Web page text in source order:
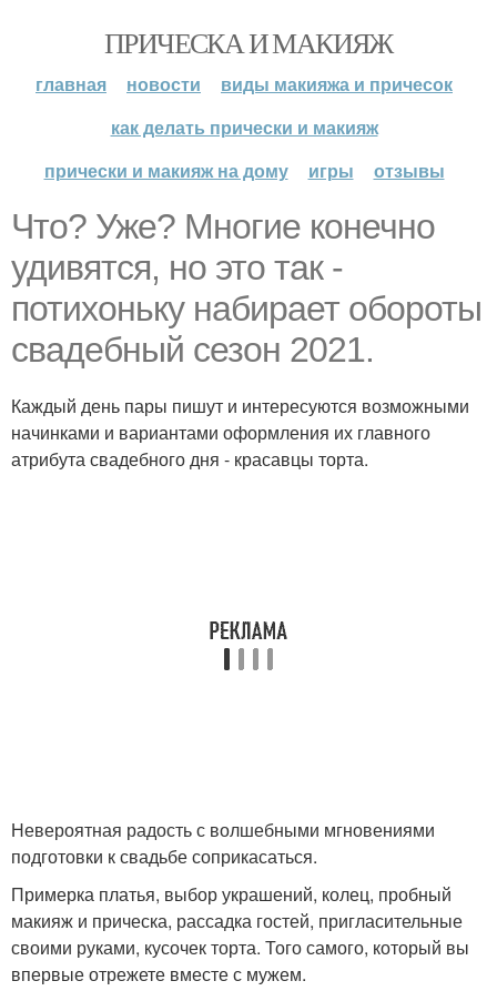
ПРИЧЕСКА И МАКИЯЖ
главная новости
виды макияжа и причесок
как делать прически и макияж
прически и макияж на дому
игры отзывы
Что? Уже? Многие конечно
удивятся, но это так -
потихоньку набирает обороты
свадебный сезон 2021.
Каждый день пары пишут и интересуются возможными
начинками и вариантами оформления их главного
атрибута свадебного дня - красавцы торта.
Невероятная радость с волшебными мгновениями
подготовки к свадьбе соприкасаться.
Примерка платья, выбор украшений, колец, пробный
макияж и прическа, рассадка гостей, пригласительные
своими руками, кусочек торта. Того самого, который вы
впервые отрежете вместе с мужем.